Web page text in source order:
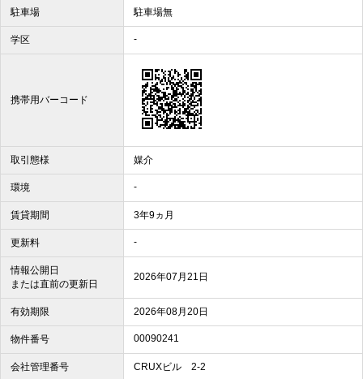
駐車場 駐車場無
学区 -
携帯用バーコード
取引態様 媒介
環境 -
賃貸期間 3年9ヵ月
更新料 -
情報公開日
または直前の更新日
2026年07月21日
有効期限 2026年08月20日
物件番号 00090241
会社管理番号 CRUXビル 2-2